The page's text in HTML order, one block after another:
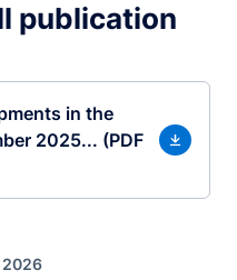
publication
in the
2025... (PDF
2026